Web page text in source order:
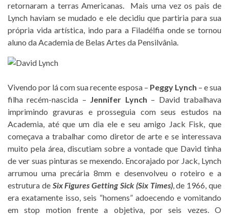
retornaram a terras Americanas. Mais uma vez os pais de
Lynch haviam se mudado e ele decidiu que partiria para sua
própria vida artística, indo para a Filadélfia onde se tornou
aluno da Academia de Belas Artes da Pensilvânia.
Vivendo por lá com sua recente esposa – Peggy Lynch – e sua
filha recém-nascida – Jennifer Lynch – David trabalhava
imprimindo gravuras e prosseguia com seus estudos na
Academia, até que um dia ele e seu amigo Jack Fisk, que
começava a trabalhar como diretor de arte e se interessava
muito pela área, discutiam sobre a vontade que David tinha
de ver suas pinturas se mexendo. Encorajado por Jack, Lynch
arrumou uma precária 8mm e desenvolveu o roteiro e a
estrutura de Six Figures Getting Sick (Six Times), de 1966, que
era exatamente isso, seis “homens” adoecendo e vomitando
em stop motion frente a objetiva, por seis vezes. O